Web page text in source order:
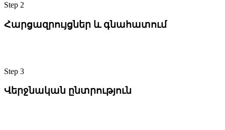
Step 2
Հար­ցազ­րույց­ներ և գնա­հա­տում
Step 3
Վերջ­նա­կան ընտ­րութ­յուն